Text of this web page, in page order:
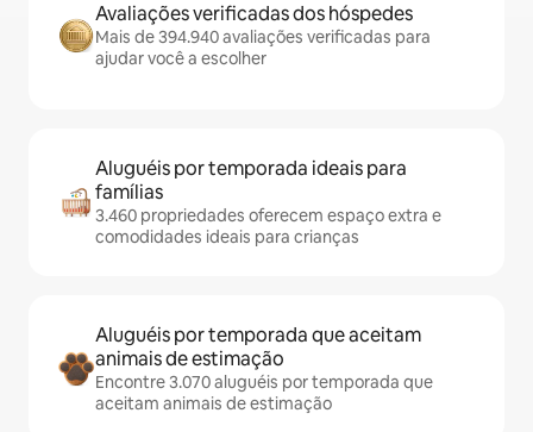
Avaliações verificadas dos hóspedes
Mais de 394.940 avaliações verificadas para
ajudar você a escolher
Aluguéis por temporada ideais para
famílias
3.460 propriedades oferecem espaço extra e
comodidades ideais para crianças
Aluguéis por temporada que aceitam
animais de estimação
Encontre 3.070 aluguéis por temporada que
aceitam animais de estimação